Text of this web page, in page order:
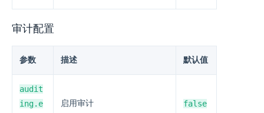
审计配置
参数 描述 默认值
audit
ing.e
启用审计 false